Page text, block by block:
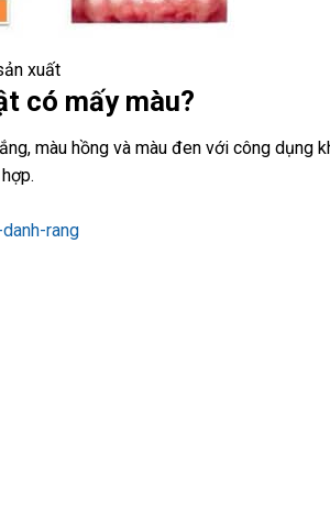
xuất
có mấy màu?
màu hồng và màu đen với công dụng
rang